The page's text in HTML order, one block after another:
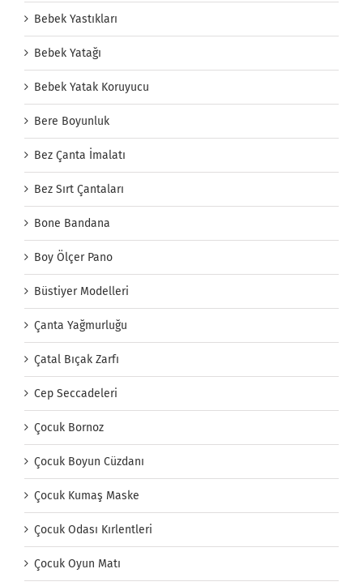
Bebek Yastıkları
Bebek Yatağı
Bebek Yatak Koruyucu
Bere Boyunluk
Bez Çanta İmalatı
Bez Sırt Çantaları
Bone Bandana
Boy Ölçer Pano
Büstiyer Modelleri
Çanta Yağmurluğu
Çatal Bıçak Zarfı
Cep Seccadeleri
Çocuk Bornoz
Çocuk Boyun Cüzdanı
Çocuk Kumaş Maske
Çocuk Odası Kırlentleri
Çocuk Oyun Matı